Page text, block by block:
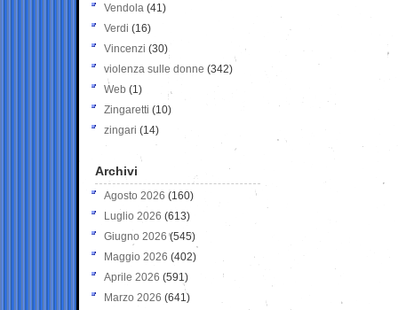
Vendola (41)
Verdi (16)
Vincenzi (30)
violenza sulle donne (342)
Web (1)
Zingaretti (10)
zingari (14)
Archivi
Agosto 2026 (160)
Luglio 2026 (613)
Giugno 2026 (545)
Maggio 2026 (402)
Aprile 2026 (591)
Marzo 2026 (641)